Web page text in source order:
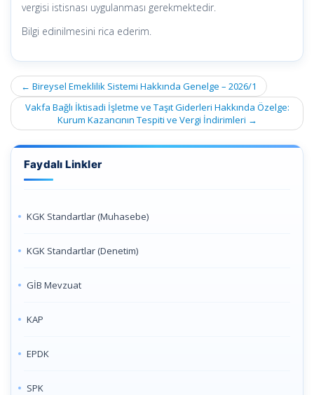
vergisi istisnası uygulanması gerekmektedir.
Bilgi edinilmesini rica ederim.
Post
navigation
← Bireysel Emeklilik Sistemi Hakkında Genelge – 2026/1
Vakfa Bağlı İktisadi İşletme ve Taşıt Giderleri Hakkında Özelge:
Kurum Kazancının Tespiti ve Vergi İndirimleri →
Faydalı Linkler
KGK Standartlar (Muhasebe)
KGK Standartlar (Denetim)
GİB Mevzuat
KAP
EPDK
SPK